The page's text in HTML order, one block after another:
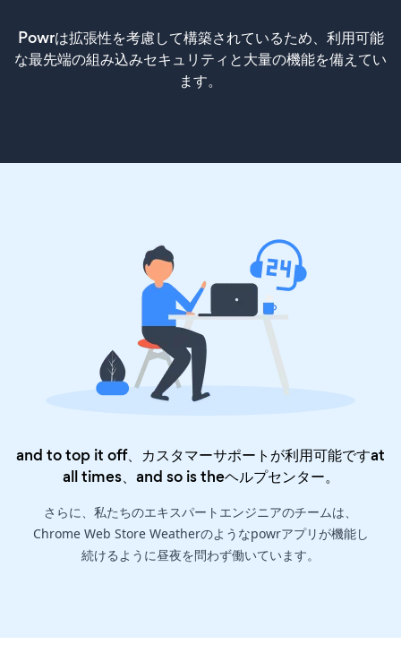
Powrは拡張性を考慮して構築されているため、利用可能
な最先端の組み込みセキュリティと大量の機能を備えてい
ます。
and to top it off、カスタマーサポートが利用可能ですat
all times、and so is theヘルプセンター。
さらに、私たちのエキスパートエンジニアのチームは、
Chrome Web Store Weatherのようなpowrアプリが機能し
続けるように昼夜を問わず働いています。